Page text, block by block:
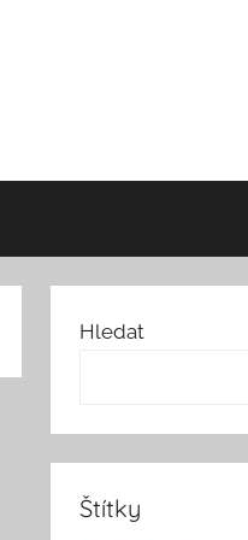
Hledat
Štítky